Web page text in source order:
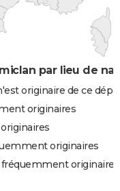
par lieu de
originaire de ce
originaires
originaires
originaires